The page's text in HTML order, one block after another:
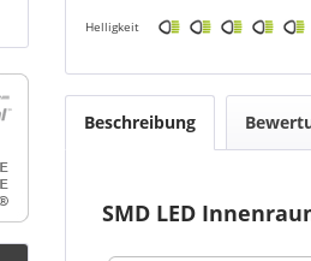
Helligkeit
Beschreibung
SMD LED